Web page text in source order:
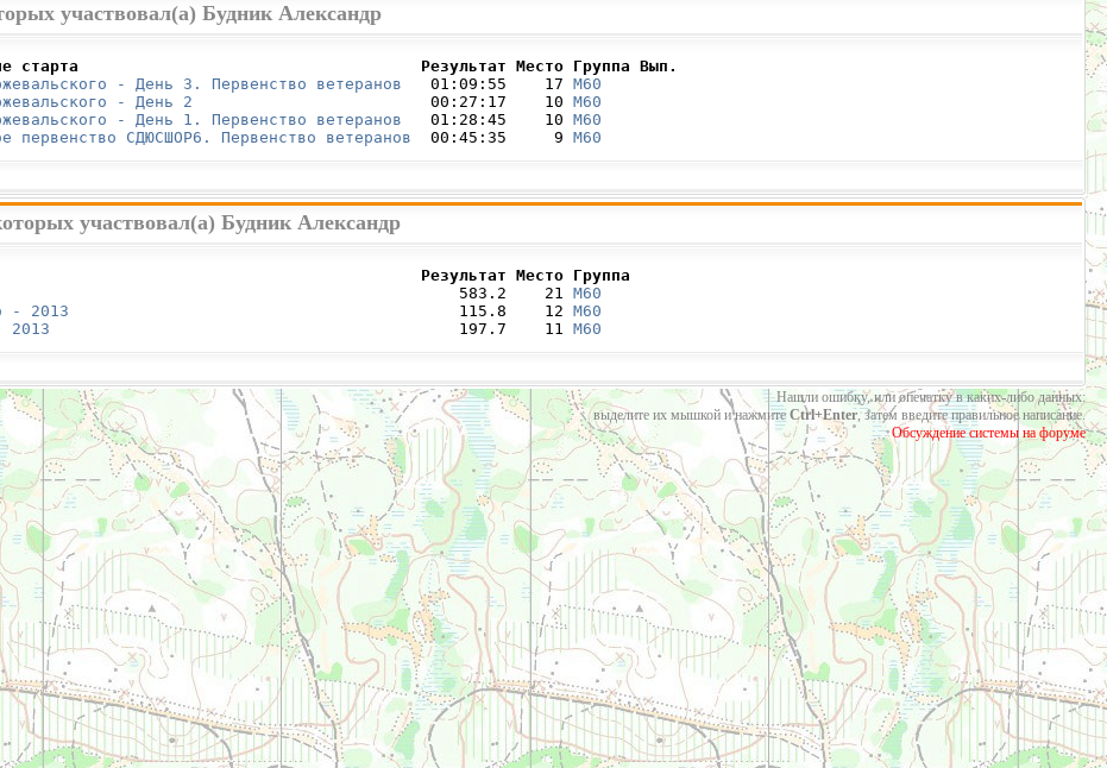
участвовал(а) Будник Александр
старта                                    Результат Место Группа Вып.
- День 3. Первенство ветеранов
   01:09:55    17
М60
- День 2
                         00:27:17    10
М60
- День 1. Первенство ветеранов
   01:28:45    10
М60
первенство СДЮСШОР6. Первенство ветеранов
  00:45:35     9
М60
участвовал(а) Будник Александр
Результат Место Группа
583.2    21
М60
- 2013
                                         115.8    12
М60
2013
                                           197.7    11
М60
Нашли ошибку, или опечатку в каких-либо данных:
выделите их мышкой и нажмите Ctrl+Enter, затем введите правильное написание.
Обсуждение системы на форуме